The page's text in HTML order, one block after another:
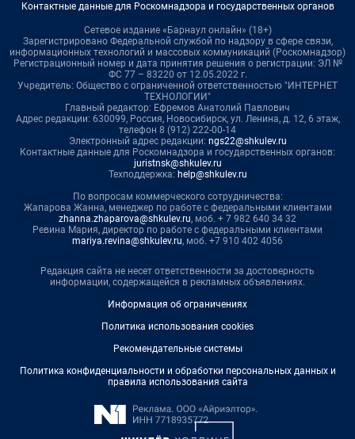
Контактные данные для Роскомнадзора и государственных органов
Сетевое издание «Барнаул онлайн» (18+)
Зарегистрировано Федеральной службой по надзору в сфере связи,
информационных технологий и массовых коммуникаций (Роскомнадзор)
Регистрационный номер и дата принятия решения о регистрации: ЭЛ №
ФС 77 – 83220 от 12.05.2022 г.
Учредитель: Общество с ограниченной ответственностью "ИНТЕРНЕТ
ТЕХНОЛОГИИ"
Главный редактор: Ефремов Анатолий Павлович
Адрес редакции: 630099, Россия, Новосибирск, ул. Ленина, д. 12, 6 этаж,
телефон 8 (912) 222-00-14
Электронный адрес редакции: ngs22@shkulev.ru
Контактные данные для Роскомнадзора и государственных органов:
juristnsk@shkulev.ru
Техподдержка: help@shkulev.ru
По вопросам коммерческого сотрудничества:
Жапарова Жанна, менеджер по работе с федеральными клиентами
zhanna.zhaparova@shkulev.ru, моб. + 7 982 640 34 32
Ревина Мария, директор по работе с федеральными клиентами
mariya.revina@shkulev.ru, моб. +7 910 402 4056
Редакция сайта не несет ответственности за достоверность
информации, содержащейся в рекламных объявлениях.
Информация об ограничениях
Политика использования cookies
Рекомендательные системы
Политика конфиденциальности и обработки персональных данных и
правила использования сайта